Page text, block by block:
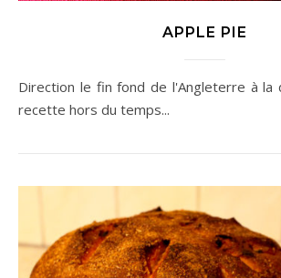
APPLE PIE
Direction le fin fond de l'Angleterre à la découverte d'une
recette hors du temps...